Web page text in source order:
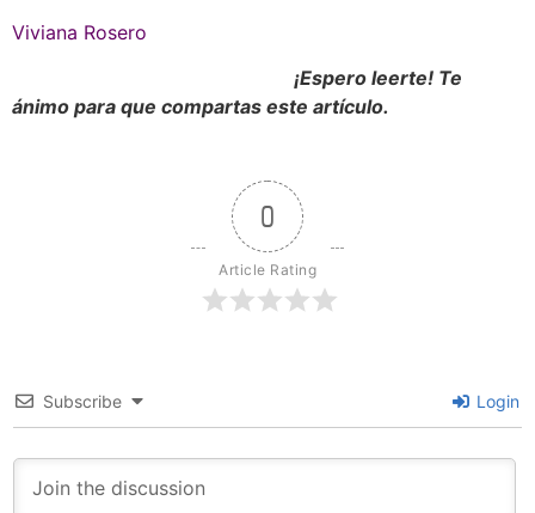
Viviana Rosero
¡Espero leerte! Te
ánimo para que compartas este artículo.
0
Article Rating
Subscribe Login